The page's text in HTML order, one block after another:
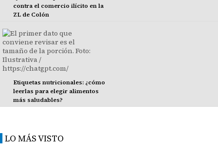
contra el comercio ilícito en la
ZL de Colón
Etiquetas nutricionales: ¿cómo
leerlas para elegir alimentos
más saludables?
LO MÁS VISTO